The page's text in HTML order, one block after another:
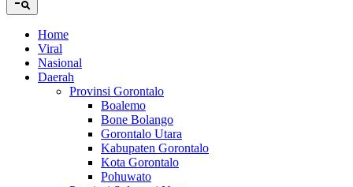
Home
Viral
Nasional
Daerah
Provinsi Gorontalo
Boalemo
Bone Bolango
Gorontalo Utara
Kabupaten Gorontalo
Kota Gorontalo
Pohuwato